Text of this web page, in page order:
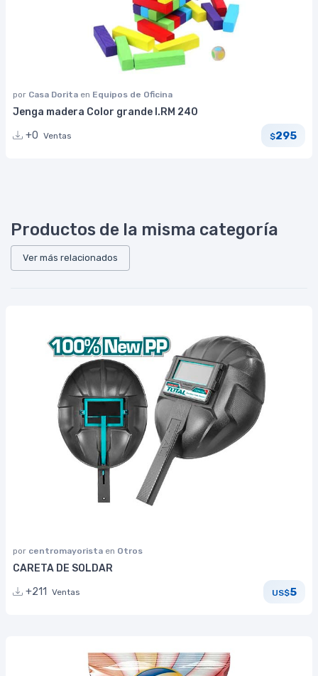
por Casa Dorita en Equipos de Oficina
Jenga madera Color grande I.RM 240
+0 Ventas $295
Productos de la misma categoría
Ver más relacionados
por centromayorista en Otros
CARETA DE SOLDAR
+211
Ventas US$5